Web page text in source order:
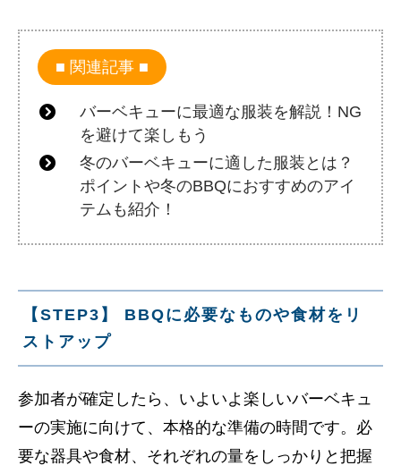
関連記事
バーベキューに最適な服装を解説！NG
を避けて楽しもう
冬のバーベキューに適した服装とは？
ポイントや冬のBBQにおすすめのアイ
テムも紹介！
【STEP3】 BBQに必要なものや食材をリ
ストアップ
参加者が確定したら、いよいよ楽しいバーベキュ
ーの実施に向けて、本格的な準備の時間です。必
要な器具や食材、それぞれの量をしっかりと把握